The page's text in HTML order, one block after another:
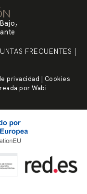
FRECUENTES |
privacidad | Cookies
porWabi